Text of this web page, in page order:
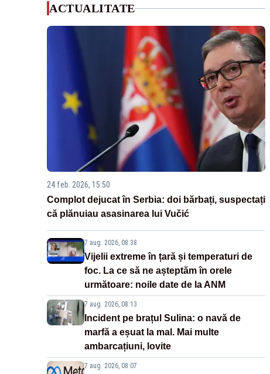
ACTUALITATE
24 feb. 2026, 15:50
Complot dejucat în Serbia: doi bărbați, suspectați
că plănuiau asasinarea lui Vučić
7 aug. 2026, 08:38
Vijelii extreme în țară și temperaturi de
foc. La ce să ne așteptăm în orele
următoare: noile date de la ANM
7 aug. 2026, 08:13
Incident pe brațul Sulina: o navă de
marfă a eșuat la mal. Mai multe
ambarcațiuni, lovite
7 aug. 2026, 08:07